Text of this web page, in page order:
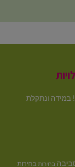
במידה ונתקלת
בחירות בחירות